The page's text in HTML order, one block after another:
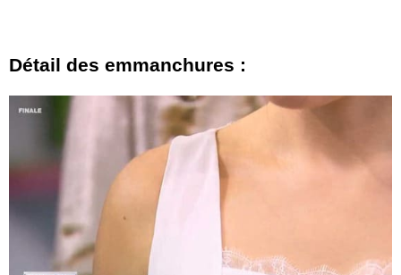
Détail des emmanchures :